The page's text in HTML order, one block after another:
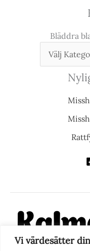
Vi värdesätter
Bläddra
KalmarPosten är en